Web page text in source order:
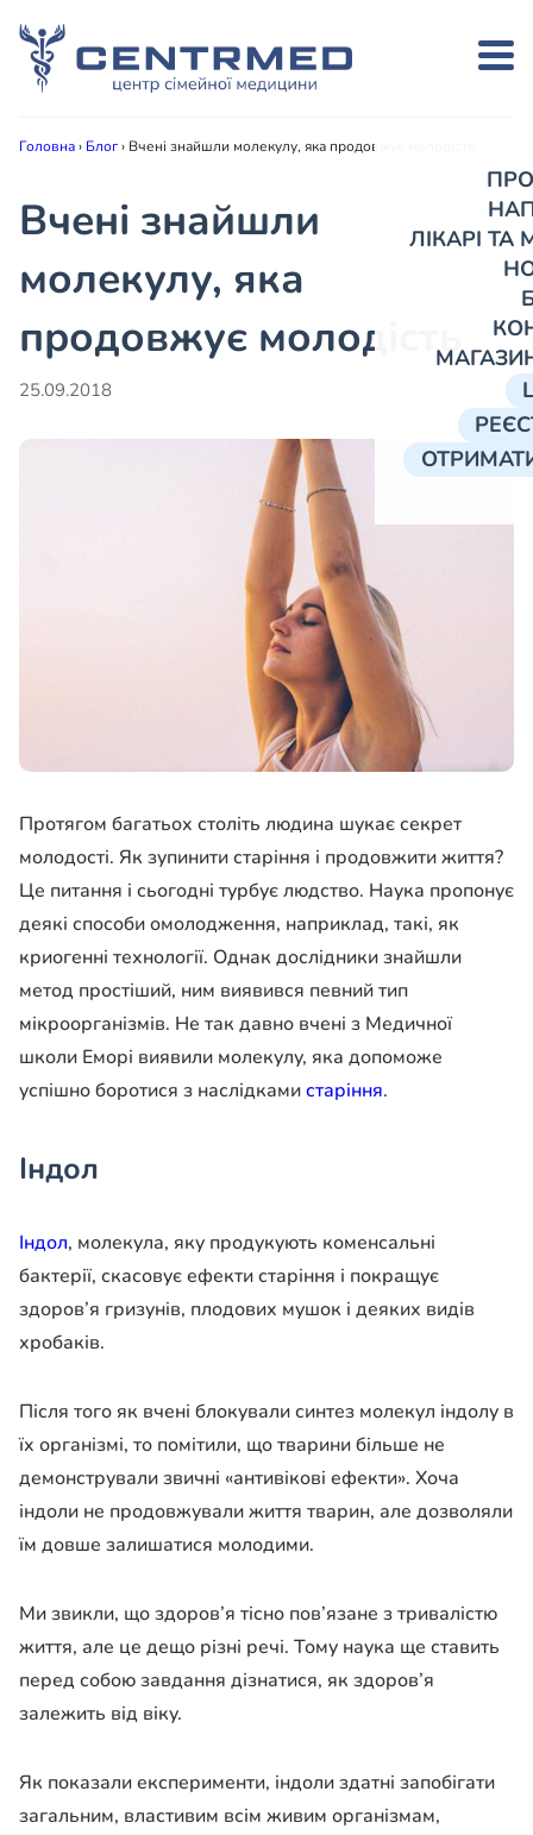
ЛІКАРІ
Головна› Блог› Вчені знайшли молекулу, яка продовжує молодість
Вчені знайшли
молекулу, яка
продовжує молодість
25.09.2018
Протягом багатьох століть людина шукає секрет
молодості. Як зупинити старіння і продовжити життя?
Це питання і сьогодні турбує людство. Наука пропонує
деякі способи омолодження, наприклад, такі, як
криогенні технології. Однак дослідники знайшли
метод простіший, ним виявився певний тип
мікроорганізмів. Не так давно вчені з Медичної
школи Еморі виявили молекулу, яка допоможе
успішно боротися з наслідкамистаріння.
Індол
Індол, молекула, яку продукують коменсальні
бактерії, скасовує ефекти старіння і покращує
здоров’я гризунів, плодових мушок і деяких видів
хробаків.
Після того як вчені блокували синтез молекул індолу в
їх організмі, то помітили, що тварини більше не
демонстрували звичні «антивікові ефекти». Хоча
індоли не продовжували життя тварин, але дозволяли
їм довше залишатися молодими.
Ми звикли, що здоров’я тісно пов’язане з тривалістю
життя, але це дещо різні речі. Тому наука ще ставить
перед собою завдання дізнатися, як здоров’я
залежить від віку.
Як показали експерименти, індоли здатні запобігати
загальним, властивим всім живим організмам,